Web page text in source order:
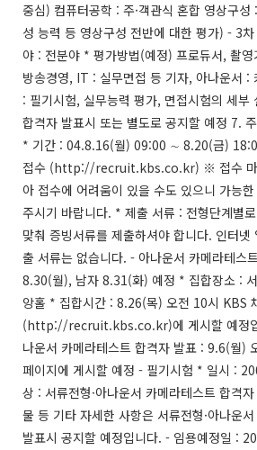
중심) 컴퓨터공학 : 주·객관식 혼합 영상구성
성 능력 등 영상구성 전반에 대한 평가) - 3
야 : 전분야 * 평가방법(예정) 프로듀서, 촬
방송경영, IT : 실무면접 등 기자, 아나운서 :
: 필기시험, 실무능력 평가, 면접시험의 세부
합격자 발표시 또는 별도로 공지할 예정 7.
* 기간 : 04.8.16(월) 09:00 ∼ 8.20(금)
접수 (http://recruit.kbs.co.kr) ※ 접수 마
아 접수에 어려움이 있을 수도 있으니 가능
주시기 바랍니다. * 제출 서류 : 전형단계별
맞춰 증빙서류를 제출하셔야 합니다. 인터넷
출 서류는 없습니다. - 아나운서 카메라테스
8.30(월), 남자 8.31(화) 예정 * 집합장소 :
앙홀 * 집합시간 : 8.26(목) 오전 10시 KBS
(http://recruit.kbs.co.kr)에 게시할 예정
나운서 카메라테스트 합격자 발표 : 9.6(월)
페이지에 게시할 예정 - 필기시험 * 일시 :
상 : 서류전형·아나운서 카메라테스트 합격
물 등 기타 자세한 사항은 서류전형·아나운
발표시 공지할 예정입니다. - 임용예정일 :